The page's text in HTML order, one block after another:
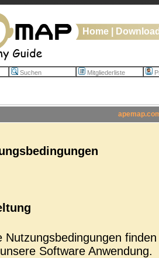
Home
Suchen Mitgliederliste
Nutzungsbedingungen
Software Anwendung.